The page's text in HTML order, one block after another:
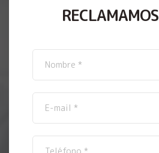
RECLAMAMOS